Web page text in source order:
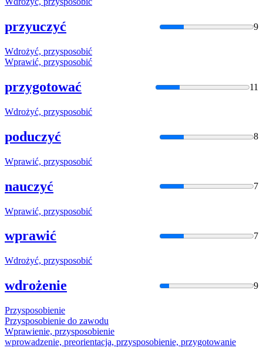
przyuczyć 9
Wdrożyć, przysposobić
Wprawić, przysposobić
przygotować 11
Wdrożyć, przysposobić
poduczyć 8
Wprawić, przysposobić
nauczyć 7
Wprawić, przysposobić
wprawić 7
Wdrożyć, przysposobić
wdrożenie 9
Przysposobienie
Przysposobienie do zawodu
Wprawienie, przysposobienie
wprowadzenie, preorientacja, przysposobienie, przygotowanie